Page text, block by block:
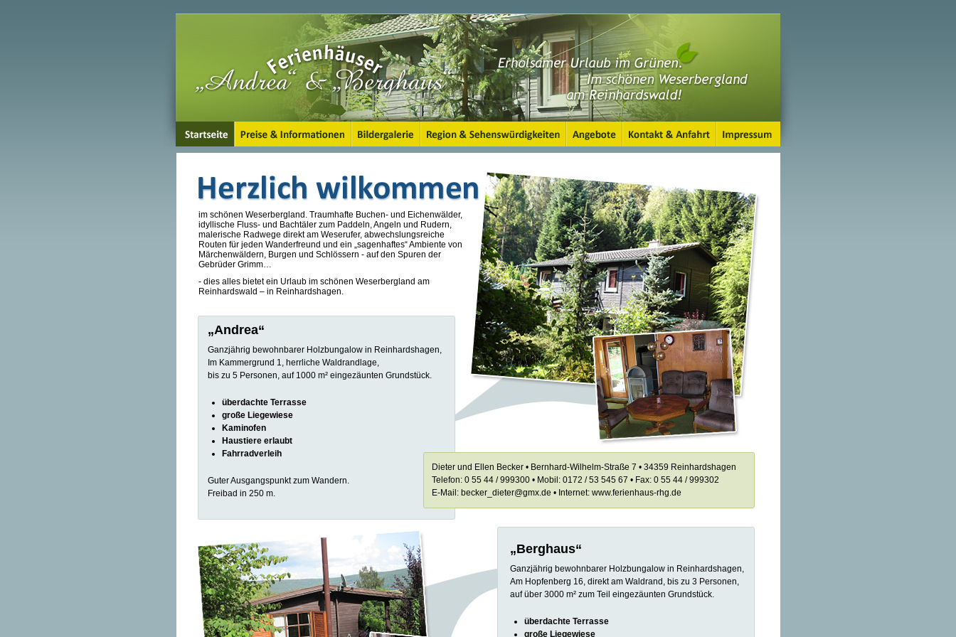
im schönen Weserbergland. Traumhafte Buchen- und Eichenwälder,
idyllische Fluss- und Bachtäler zum Paddeln, Angeln und Rudern,
malerische Radwege direkt am Weserufer, abwechslungsreiche
Routen für jeden Wanderfreund und ein „sagenhaftes“ Ambiente von
Märchenwäldern, Burgen und Schlössern - auf den Spuren der
Gebrüder Grimm…
- dies alles bietet ein Urlaub im schönen Weserbergland am
Reinhardswald – in Reinhardshagen.
„Andrea“
Ganzjährig bewohnbarer Holzbungalow in Reinhardshagen,
Im Kammergrund 1, herrliche Waldrandlage,
bis zu 5 Personen, auf 1000 m² eingezäunten Grundstück.
überdachte Terrasse
große Liegewiese
Kaminofen
Haustiere erlaubt
Fahrradverleih
Guter Ausgangspunkt zum Wandern.
Freibad in 250 m.
Dieter und Ellen Becker • Bernhard-Wilhelm-Straße 7 • 34359 Reinhardshagen
Telefon: 0 55 44 / 999300 • Mobil: 0172 / 53 545 67 • Fax: 0 55 44 / 999302
E-Mail: becker_dieter@gmx.de • Internet: www.ferienhaus-rhg.de
„Berghaus“
Ganzjährig bewohnbarer Holzbungalow in Reinhardshagen,
Am Hopfenberg 16, direkt am Waldrand, bis zu 3 Personen,
auf über 3000 m² zum Teil eingezäunten Grundstück.
überdachte Terrasse
große Liegewiese